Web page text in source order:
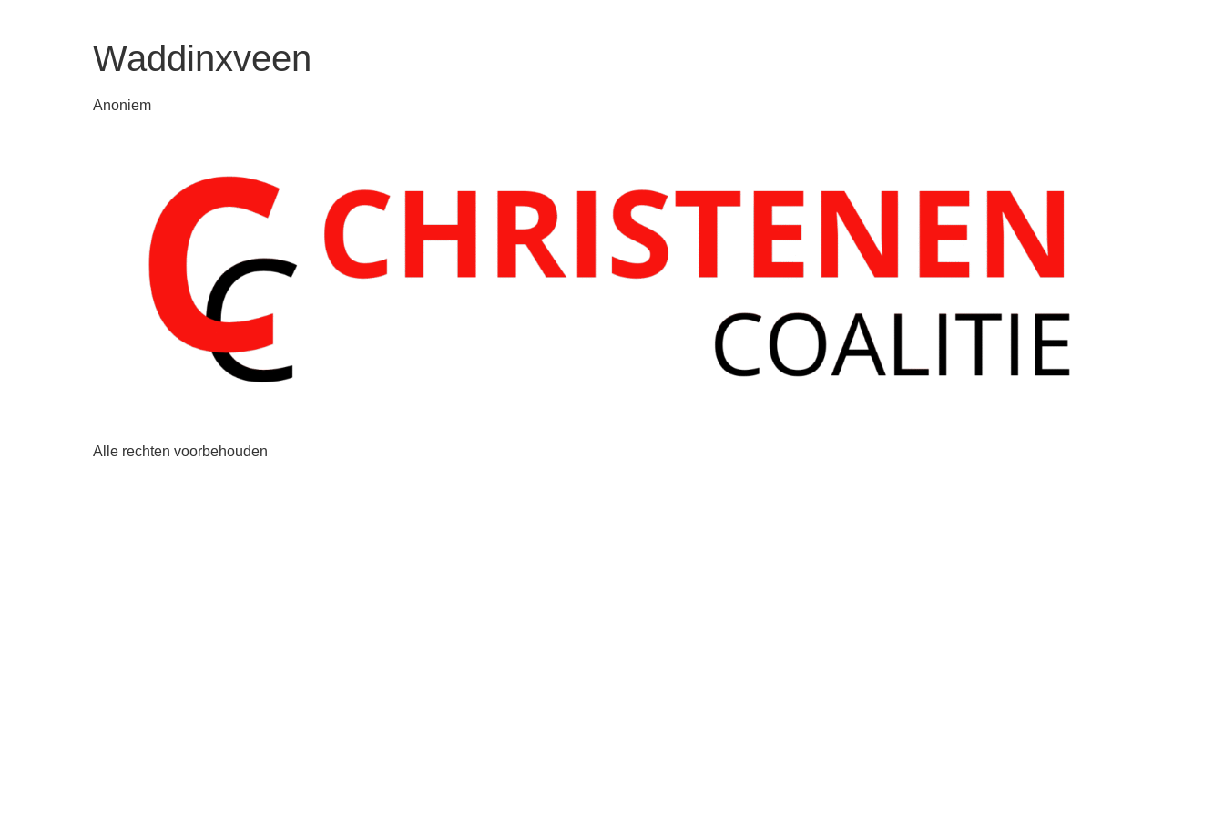
Waddinxveen
Anoniem
Alle rechten voorbehouden